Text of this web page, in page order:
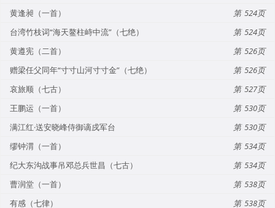
黄逢昶（一首）
524
台湾竹枝词“海天鳌柱峙中流”（七绝）
524
黄遵宪（二首）
526
赠梁任父同年“寸寸山河寸寸金”（七绝）
526
哀旅顺（七古）
527
王鹏运（一首）
530
满江红·送安晓峰侍御谪戍军台
530
缪钟渭（一首）
534
纪大东沟战事吊邓总兵世昌（七古）
534
曹润堂（一首）
538
有感（七律）
538